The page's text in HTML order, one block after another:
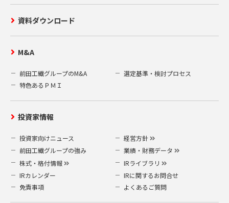
資料ダウンロード
M&A
前田工繊グループのM&A
選定基準・検討プロセス
特色あるＰＭＩ
投資家情報
投資家向けニュース
経営方針
前田工繊グループの強み
業績・財務データ
株式・格付情報
IRライブラリ
IRカレンダー
IRに関するお問合せ
免責事項
よくあるご質問